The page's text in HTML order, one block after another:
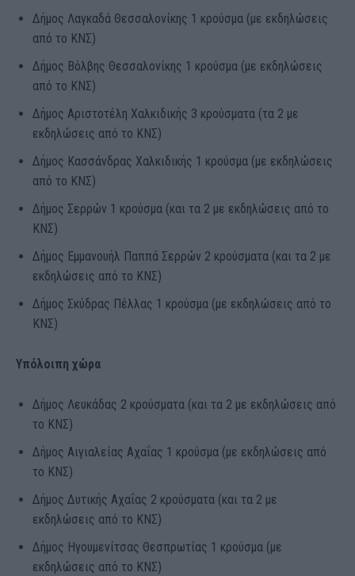
Δήμος Λαγκαδά Θεσσαλονίκης 1 κρούσμα (με εκδηλώσεις
από το ΚΝΣ)
Δήμος Βόλβης Θεσσαλονίκης 1 κρούσμα (με εκδηλώσεις
από το ΚΝΣ)
Δήμος Αριστοτέλη Χαλκιδικής 3 κρούσματα (τα 2 με
εκδηλώσεις από το ΚΝΣ)
Δήμος Κασσάνδρας Χαλκιδικής 1 κρούσμα (με εκδηλώσεις
από το ΚΝΣ)
Δήμος Σερρών 1 κρούσμα (και τα 2 με εκδηλώσεις από το
ΚΝΣ)
Δήμος Εμμανουήλ Παππά Σερρών 2 κρούσματα (και τα 2 με
εκδηλώσεις από το ΚΝΣ)
Δήμος Σκύδρας Πέλλας 1 κρούσμα (με εκδηλώσεις από το
ΚΝΣ)
Υπόλοιπη χώρα
Δήμος Λευκάδας 2 κρούσματα (και τα 2 με εκδηλώσεις από
το ΚΝΣ)
Δήμος Αιγιαλείας Αχαΐας 1 κρούσμα (με εκδηλώσεις από
το ΚΝΣ)
Δήμος Δυτικής Αχαΐας 2 κρούσματα (και τα 2 με
εκδηλώσεις από το ΚΝΣ)
Δήμος Ηγουμενίτσας Θεσπρωτίας 1 κρούσμα (με
εκδηλώσεις από το ΚΝΣ)